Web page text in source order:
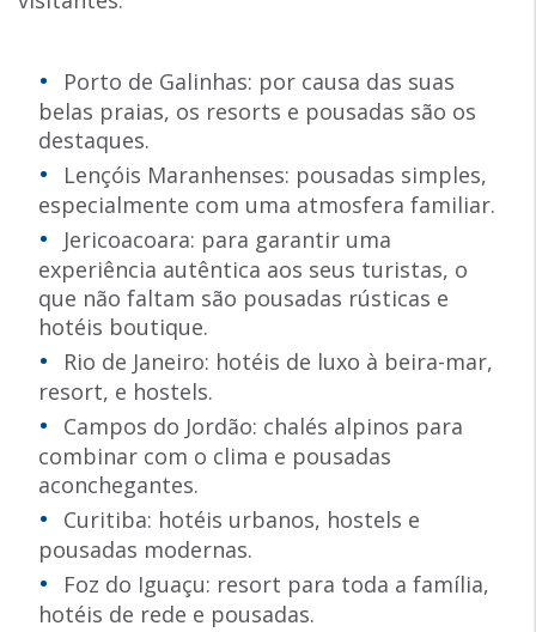
Porto de Galinhas: por causa das suas
belas praias, os resorts e pousadas são os
destaques.
Lençóis Maranhenses: pousadas simples,
especialmente com uma atmosfera familiar.
Jericoacoara: para garantir uma
experiência autêntica aos seus turistas, o
que não faltam são pousadas rústicas e
hotéis boutique.
Rio de Janeiro: hotéis de luxo à beira-mar,
resort, e hostels.
Campos do Jordão: chalés alpinos para
combinar com o clima e pousadas
aconchegantes.
Curitiba: hotéis urbanos, hostels e
pousadas modernas.
Foz do Iguaçu: resort para toda a família,
hotéis de rede e pousadas.